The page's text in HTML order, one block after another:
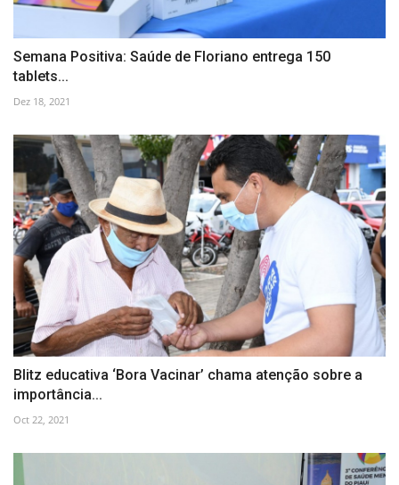
Semana Positiva: Saúde de Floriano entrega 150
tablets...
Dez 18, 2021
Blitz educativa ‘Bora Vacinar’ chama atenção sobre a
importância...
Oct 22, 2021